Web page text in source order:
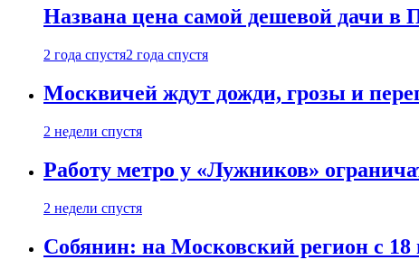
Названа цена самой дешевой дачи в
2 года спустя2 года спустя
Москвичей ждут дожди, грозы и
2 недели спустя
Работу метро у «Лужников»
2 недели спустя
Собянин: на Московский регион с